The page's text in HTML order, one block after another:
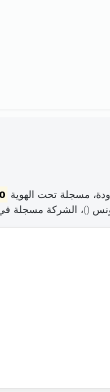
مسجلة تحت الهوية
)، الشركة مسجلة